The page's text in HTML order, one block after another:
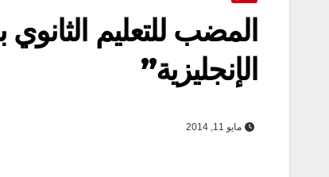
المضب للتعليم الثانوي
الإنجليزية”
مايو 11, 2014